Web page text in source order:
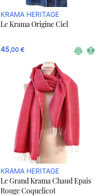
KRAMA HERITAGE
Le Krama Origine Ciel
45,00 €
KRAMA HERITAGE
Le Grand Krama Chaud Epais
Rouge Coquelicot